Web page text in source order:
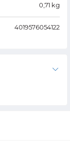
0,71 kg
4019576054122